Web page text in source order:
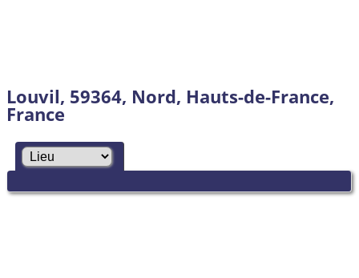
Louvil, 59364, Nord, Hauts-de-France,
France